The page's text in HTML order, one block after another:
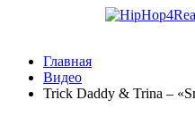
Главная
Видео
Trick Daddy & Trina –